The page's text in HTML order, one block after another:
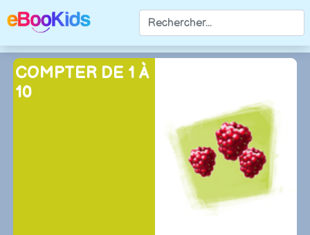
COMPTER DE 1 À
10